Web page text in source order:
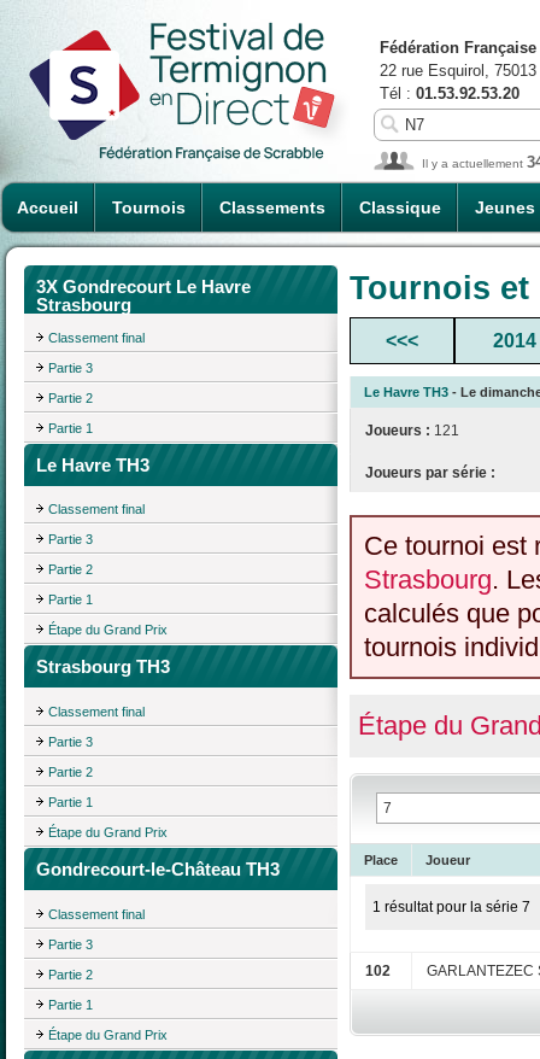
Accueil Tournois Classements Classique Jeunes
Fédération
22 rue Esquirol,
Tél : 01.53.92.53.20
Il y a actuellement
3X Gondrecourt Le Havre
Strasbourg
Classement final
Partie 3
Partie 2
Partie 1
Le Havre TH3
Classement final
Partie 3
Partie 2
Partie 1
Étape du Grand Prix
Strasbourg TH3
Classement final
Partie 3
Partie 2
Partie 1
Étape du Grand Prix
Gondrecourt-le-Château TH3
Classement final
Partie 3
Partie 2
Partie 1
Étape du Grand Prix
Tournois
<<< 2014
Le Havre TH3 - Le
Joueurs : 121
Joueurs par série :
Ce tournoi est
Strasbourg.
calculés que
tournois
Étape du
Place Joueur
1 résultat pour la série 7
102 GARLANTEZEC